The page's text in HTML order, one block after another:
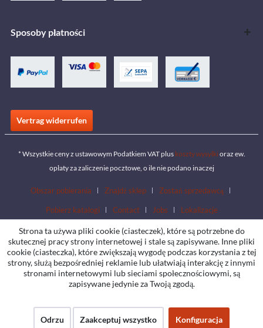
Sposoby płatności
Vertrag widerrufen
* Wszystkie ceny z ustawowym Podatkiem VAT plus koszty wysyłki oraz ew.
opłaty za zaliczenie pocztowe, o ile nie podano inaczej
Obszar pobierania Znajdź sklep Zostań sprzedawcą
Pobierz katalogi Contact Jobs Lokalizacje
Strona ta używa pliki cookie (ciasteczek), które są potrzebne do
skutecznej pracy strony internetowej i stale są zapisywane. Inne pliki
cookie (ciasteczka), które zwiększają wygodę podczas korzystania z tej
strony, służą bezpośredniej reklamie lub ułatwiają interakcję z innymi
stronami internetowymi lub sieciami społecznościowymi, są
zapisywane jedynie za Twoją zgodą.
Odrzu Zaakceptuj wszystko Konfiguracja